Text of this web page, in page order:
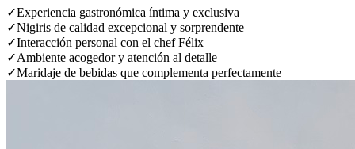
✓Experiencia gastronómica íntima y exclusiva
✓Nigiris de calidad excepcional y sorprendente
✓Interacción personal con el chef Félix
✓Ambiente acogedor y atención al detalle
✓Maridaje de bebidas que complementa perfectamente